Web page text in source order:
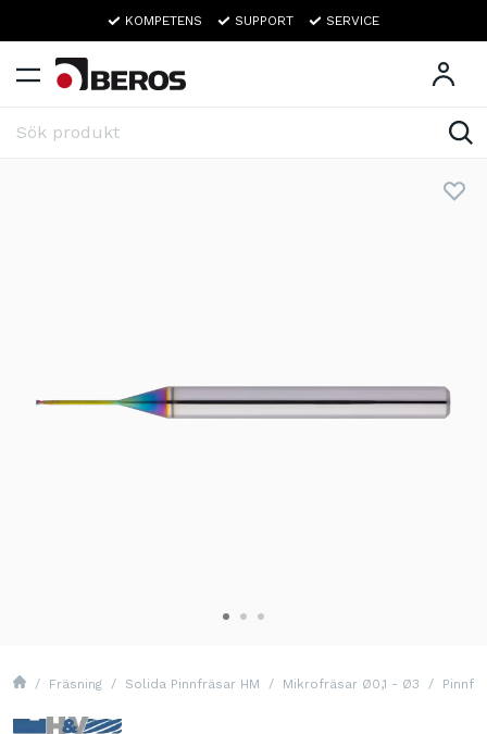
KOMPETENS SUPPORT SERVICE
Fräsning Solida Pinnfräsar HM Mikrofräsar Ø0,1 - Ø3